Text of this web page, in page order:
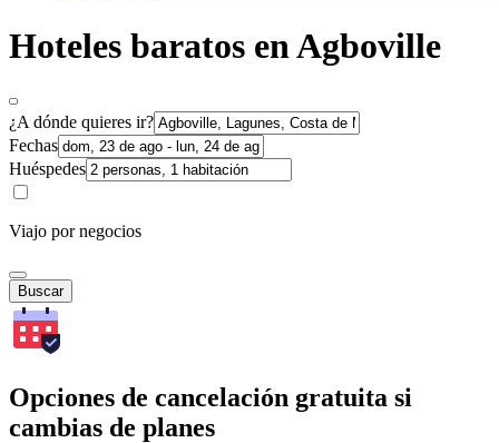
Hoteles baratos en Agboville
¿A dónde quieres ir?
Fechas
Huéspedes
Viajo por negocios
Buscar
Opciones de cancelación gratuita si
cambias de planes